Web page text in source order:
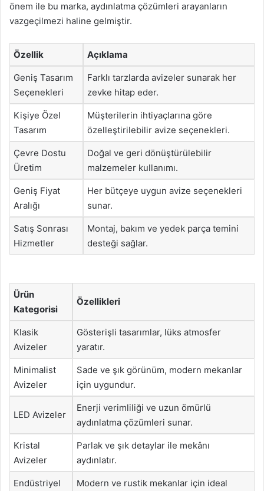
önem ile bu marka, aydınlatma çözümleri arayanların
vazgeçilmezi haline gelmiştir.
Özellik Açıklama
Geniş Tasarım
Seçenekleri
Farklı tarzlarda avizeler sunarak her
zevke hitap eder.
Kişiye Özel
Tasarım
Müşterilerin ihtiyaçlarına göre
özelleştirilebilir avize seçenekleri.
Çevre Dostu
Üretim
Doğal ve geri dönüştürülebilir
malzemeler kullanımı.
Geniş Fiyat
Aralığı
Her bütçeye uygun avize seçenekleri
sunar.
Satış Sonrası
Hizmetler
Montaj, bakım ve yedek parça temini
desteği sağlar.
Ürün
Kategorisi
Özellikleri
Klasik
Avizeler
Gösterişli tasarımlar, lüks atmosfer
yaratır.
Minimalist
Avizeler
Sade ve şık görünüm, modern mekanlar
için uygundur.
LED Avizeler
Enerji verimliliği ve uzun ömürlü
aydınlatma çözümleri sunar.
Kristal
Avizeler
Parlak ve şık detaylar ile mekânı
aydınlatır.
Endüstriyel
Modern ve rustik mekanlar için ideal